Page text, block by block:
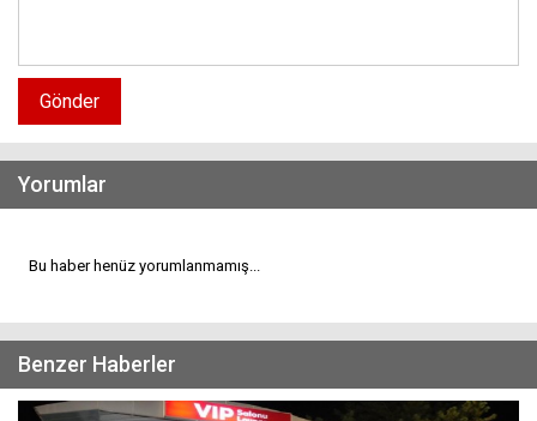
Gönder
Yorumlar
Bu haber henüz yorumlanmamış...
Benzer Haberler